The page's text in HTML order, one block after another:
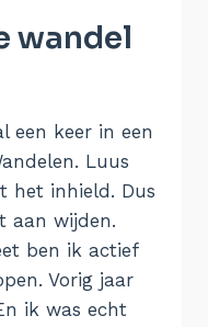
wandel
een keer in een
Luus
het inhield. Dus
aan wijden.
ben ik actief
Vorig jaar
ik was echt